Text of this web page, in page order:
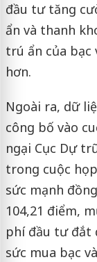
đầu tư tăng
ẩn và thanh
trú ẩn của
hơn.
Ngoài ra, dữ
công bố vào
ngại Cục Dự
trong cuộc
sức mạnh
104,21 điểm,
phí đầu tư đắt
sức mua bạc